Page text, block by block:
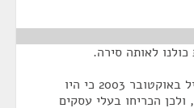
לאותה סירה.
הסיפור של כל האבטחה התחיל באוקטובר 2003 כי היו
ולכן הכריחו בעלי עסקים